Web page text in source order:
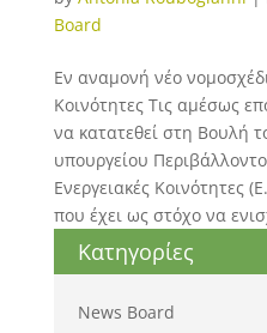
Board
Εν αναμονή νέο
Κοινότητες Τις αμέσως
να κατατεθεί στη Βουλή
υπουργείου
Ενεργειακές Κοινότητες
που έχει ως στόχο να
Κατηγορίες
News Board